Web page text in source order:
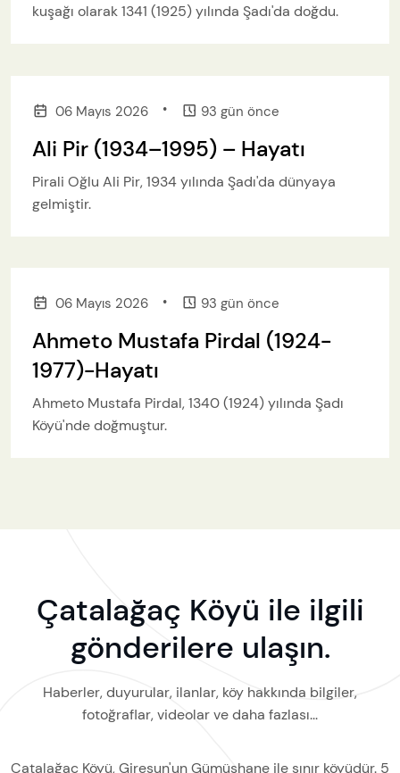
kuşağı olarak 1341 (1925) yılında Şadı'da doğdu.
06 Mayıs 2026 • 93 gün önce
Ali Pir (1934–1995) – Hayatı
Pirali Oğlu Ali Pir, 1934 yılında Şadı'da dünyaya
gelmiştir.
06 Mayıs 2026 • 93 gün önce
Ahmeto Mustafa Pirdal (1924-
1977)-Hayatı
Ahmeto Mustafa Pirdal, 1340 (1924) yılında Şadı
Köyü'nde doğmuştur.
Çatalağaç Köyü ile ilgili
gönderilere ulaşın.
Haberler, duyurular, ilanlar, köy hakkında bilgiler,
fotoğraflar, videolar ve daha fazlası...
Çatalağaç Köyü, Giresun'un Gümüşhane ile sınır köyüdür. 5